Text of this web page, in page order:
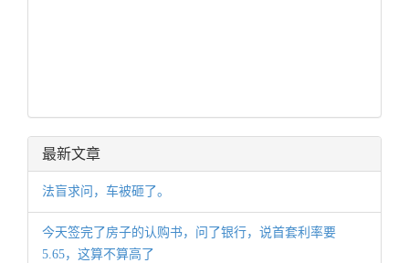
最新文章
法盲求问，车被砸了。
今天签完了房子的认购书，问了银行，说首套利率要
5.65，这算不算高了